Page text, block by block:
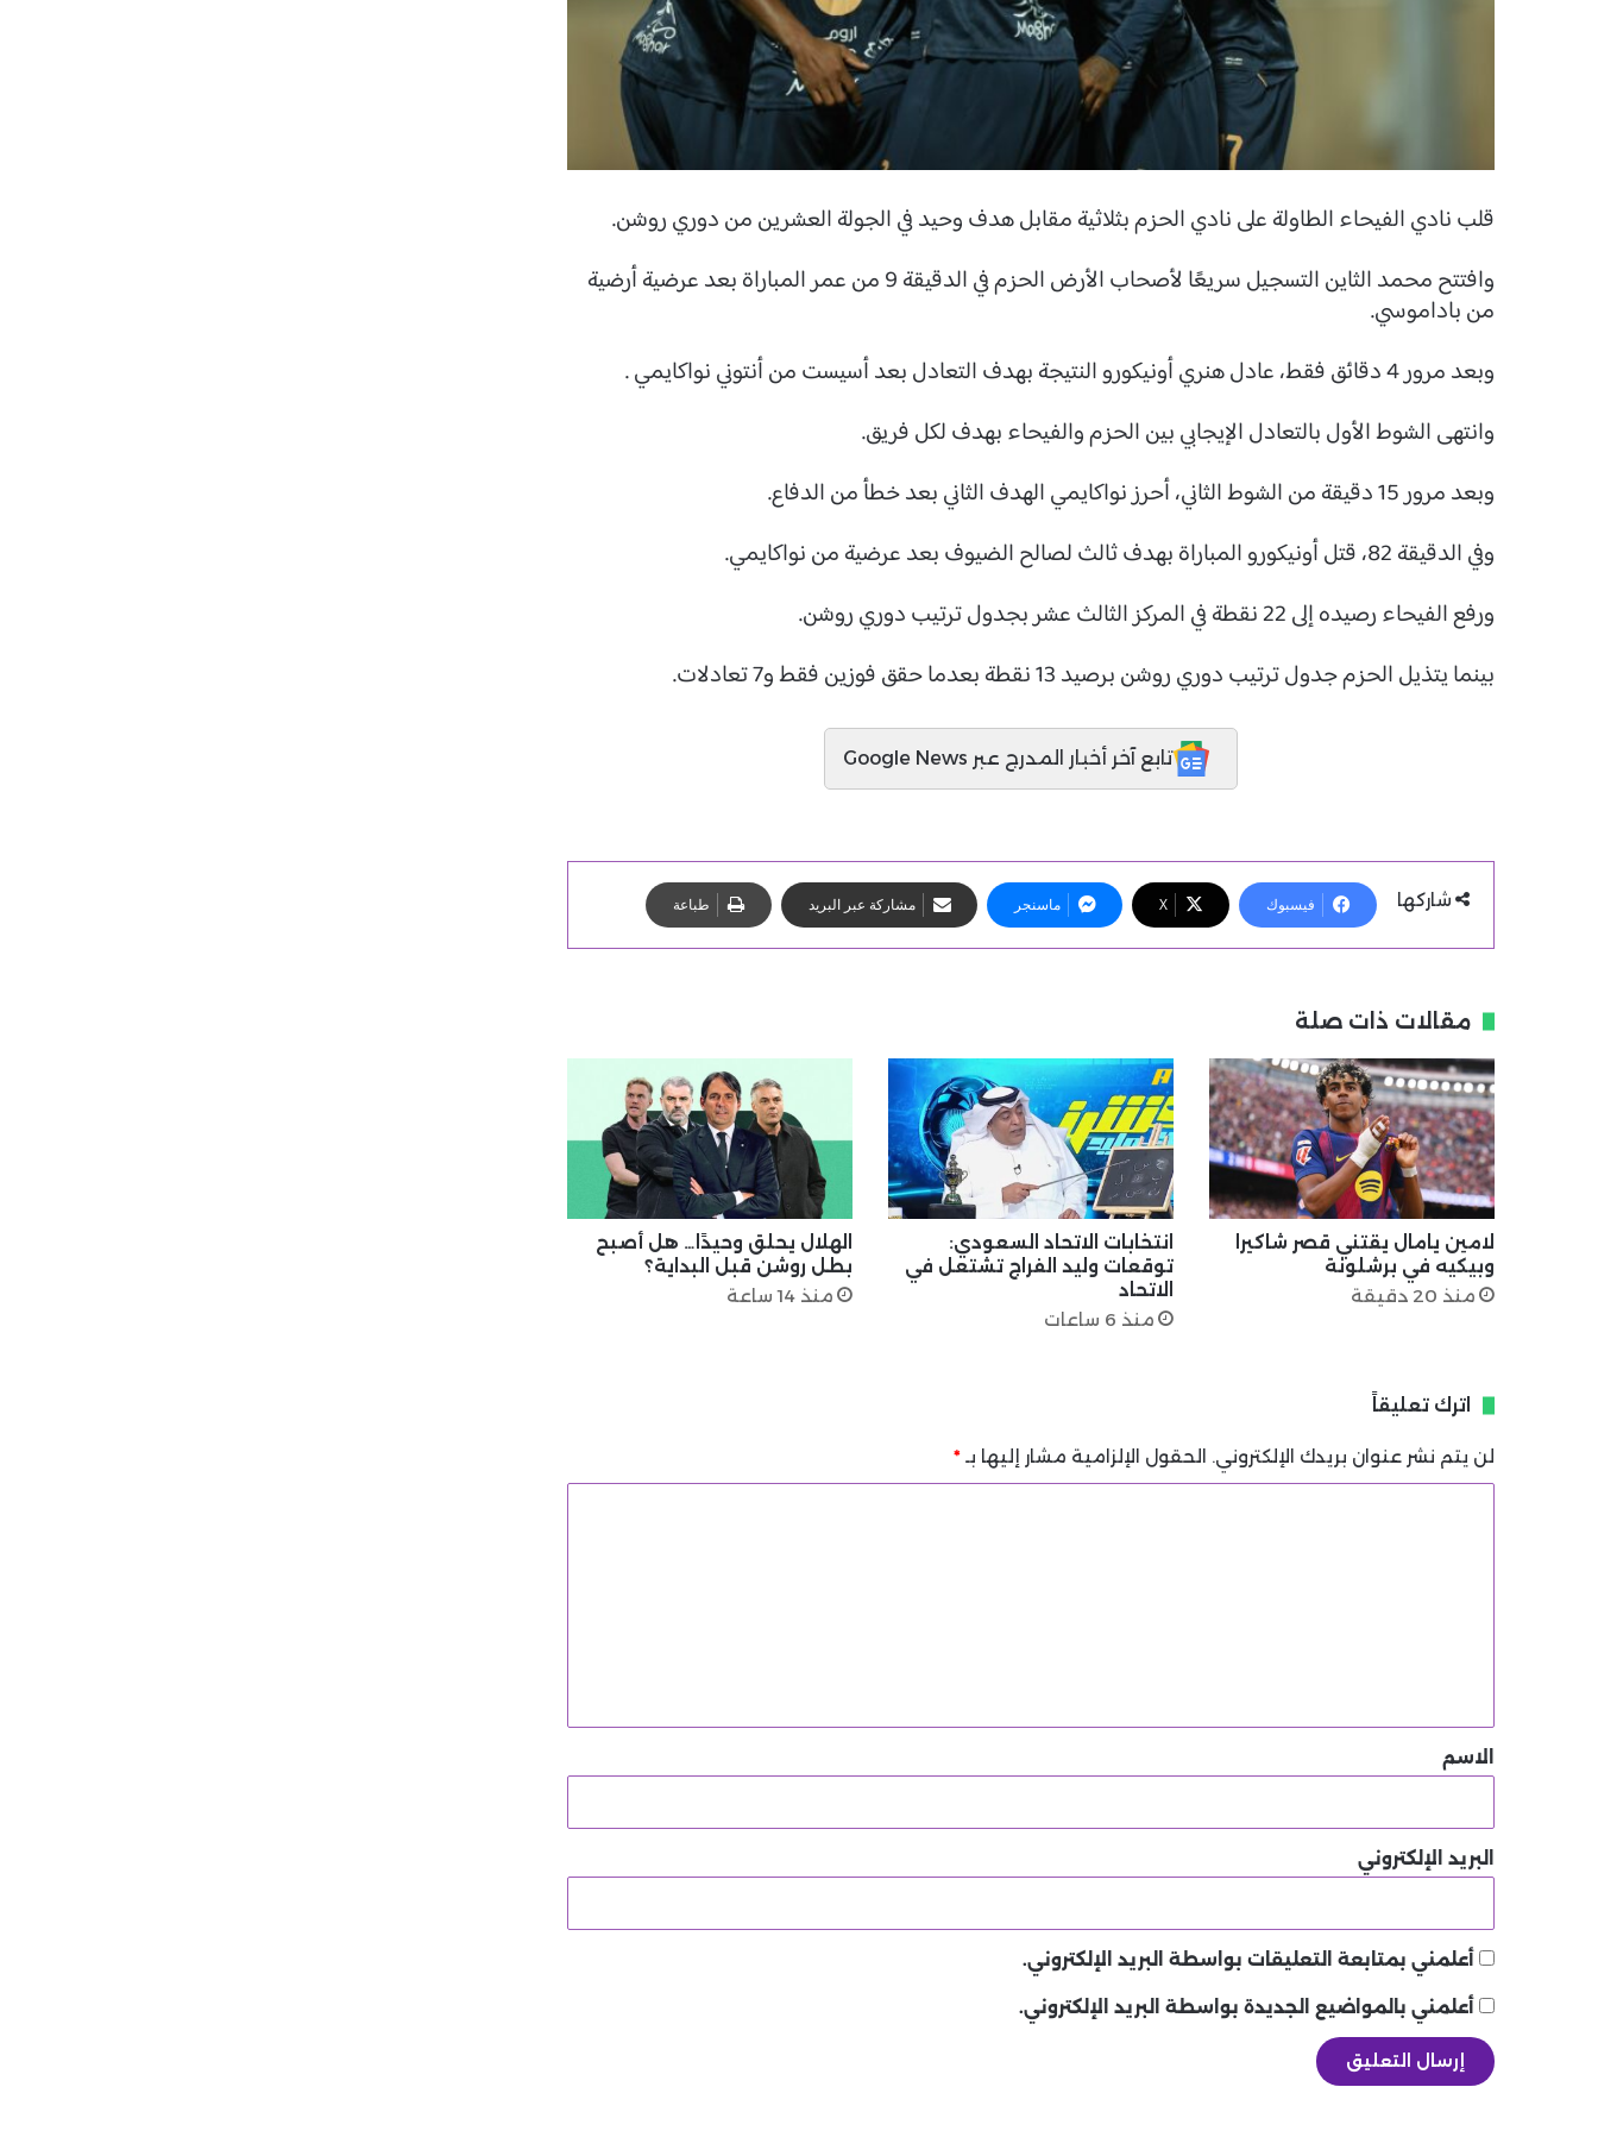
قلب نادي الفيحاء الطاولة على نادي الحزم بثلاثية مقابل هدف وحيد في الجولة العشرين من دوري روشن.
وافتتح محمد الثاين التسجيل سريعًا لأصحاب الأرض الحزم في الدقيقة 9 من عمر المباراة بعد عرضية أرضية
من باداموسي.
وبعد مرور 4 دقائق فقط، عادل هنري أونيكورو النتيجة بهدف التعادل بعد أسيست من أنتوني نواكايمي .
وانتهى الشوط الأول بالتعادل الإيجابي بين الحزم والفيحاء بهدف لكل فريق.
وبعد مرور 15 دقيقة من الشوط الثاني، أحرز نواكايمي الهدف الثاني بعد خطأ من الدفاع.
وفي الدقيقة 82، قتل أونيكورو المباراة بهدف ثالث لصالح الضيوف بعد عرضية من نواكايمي.
ورفع الفيحاء رصيده إلى 22 نقطة في المركز الثالث عشر بجدول ترتيب دوري روشن.
بينما يتذيل الحزم جدول ترتيب دوري روشن برصيد 13 نقطة بعدما حقق فوزين فقط و7 تعادلات.
تابع آخر أخبار المدرج عبر Google News
شاركها فيسبوك X ماسنجر مشاركة عبر البريد طباعة
مقالات ذات صلة
لامين يامال يقتني قصر شاكيرا
وبيكيه في برشلونة
منذ 20 دقيقة
انتخابات الاتحاد السعودي:
توقعات وليد الفراج تشتعل في
الاتحاد
منذ 6 ساعات
الهلال يحلق وحيدًا… هل أصبح
بطل روشن قبل البداية؟
منذ 14 ساعة
اترك تعليقاً
لن يتم نشر عنوان بريدك الإلكتروني. الحقول الإلزامية مشار إليها بـ *
*الاسم
البريد الإلكتروني
أعلمني بمتابعة التعليقات بواسطة البريد الإلكتروني.
أعلمني بالمواضيع الجديدة بواسطة البريد الإلكتروني.